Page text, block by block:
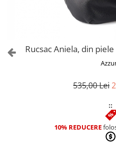
Genți AlbeRucsac Aniela, din
535,00 Lei
::
10% REDUCERE